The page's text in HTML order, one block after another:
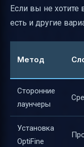
Если вы не хотите
есть и другие
Метод
Сторонние
лаунчеры
Установка
OptiFine